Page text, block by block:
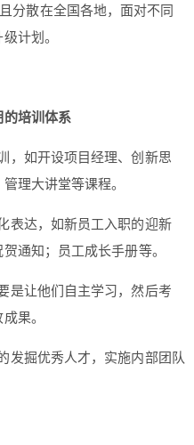
分散在全国各地，面对不同
计划。
的培训体系
，如开设项目经理、创新思
理大讲堂等课程。
表达，如新员工入职的迎新
通知；员工成长手册等。
是让他们自主学习，然后考
果。
发掘优秀人才，实施内部团队